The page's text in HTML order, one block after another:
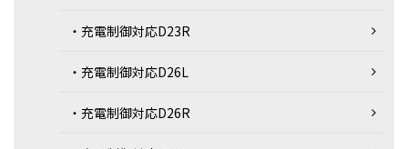
・充電制御対応D23R
・充電制御対応D26L
・充電制御対応D26R